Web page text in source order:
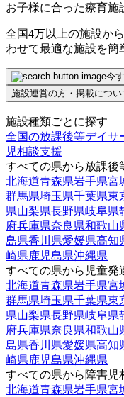
お子様に合った療育施
全国4万以上の施設か
わせて最適な施設を簡
今
施設運営の方・掲載につい
施設種類ごとに探す
全国の放課後等デイサ
児相談支援
すべての県から放課後
北海道青森県岩手県宮
群馬県埼玉県千葉県東
県山梨県長野県岐阜県
府兵庫県奈良県和歌山
島県香川県愛媛県高知
崎県鹿児島県沖縄県
すべての県から児童発
北海道青森県岩手県宮
群馬県埼玉県千葉県東
県山梨県長野県岐阜県
府兵庫県奈良県和歌山
島県香川県愛媛県高知
崎県鹿児島県沖縄県
すべての県から障害児
北海道青森県岩手県宮